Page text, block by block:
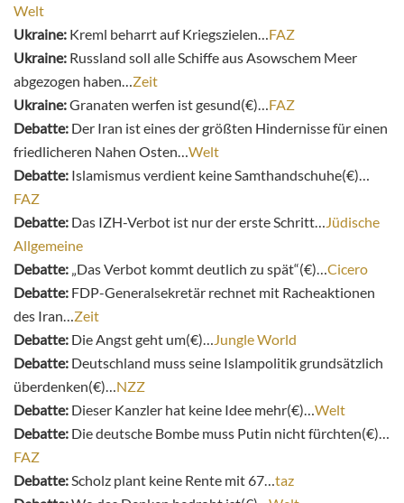
Welt
Ukraine: Kreml beharrt auf Kriegszielen…FAZ
Ukraine: Russland soll alle Schiffe aus Asowschem Meer
abgezogen haben…Zeit
Ukraine:Granaten werfen ist gesund(€)…FAZ
Debatte: Der Iran ist eines der größten Hindernisse für einen
friedlicheren Nahen Osten…Welt
Debatte: Islamismus verdient keine Samthandschuhe(€)…
FAZ
Debatte: Das IZH-Verbot ist nur der erste Schritt…Jüdische
Allgemeine
Debatte: „Das Verbot kommt deutlich zu spät“(€)…Cicero
Debatte: FDP-Generalsekretär rechnet mit Racheaktionen
des Iran…Zeit
Debatte: Die Angst geht um(€)…Jungle World
Debatte: Deutschland muss seine Islampolitik grundsätzlich
überdenken(€)…NZZ
Debatte: Dieser Kanzler hat keine Idee mehr(€)…Welt
Debatte: Die deutsche Bombe muss Putin nicht fürchten(€)…
FAZ
Debatte:Scholz plant keine Rente mit 67…taz